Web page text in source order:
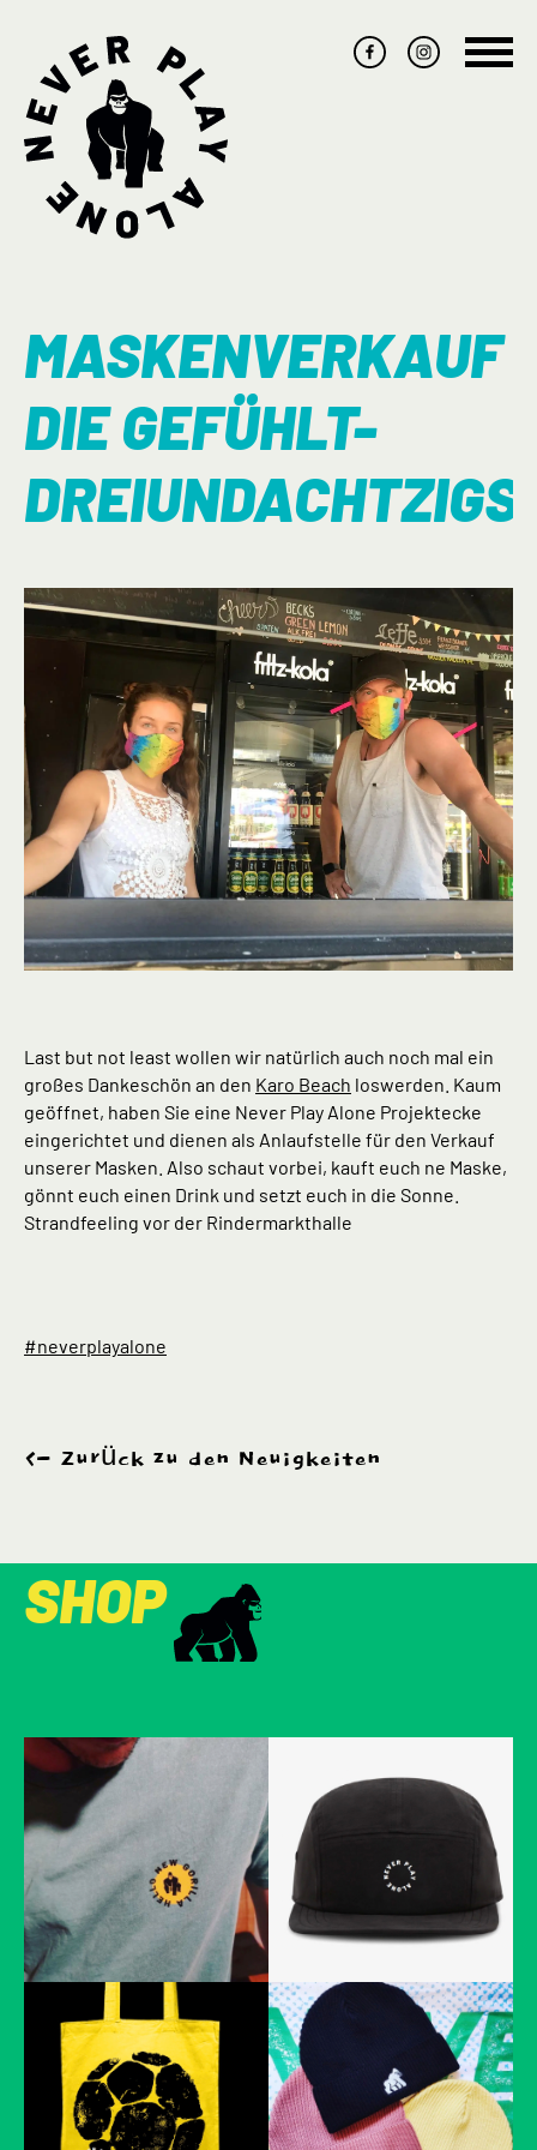
MASKENVERKAUF
DIE GEFÜHLT-
Last but not least wollen wir natürlich auch noch mal ein
großes Dankeschön an den Karo Beach loswerden. Kaum
geöffnet, haben Sie eine Never Play Alone Projektecke
eingerichtet und dienen als Anlaufstelle für den Verkauf
unserer Masken. Also schaut vorbei, kauft euch ne Maske,
gönnt euch einen Drink und setzt euch in die Sonne.
Strandfeeling vor der Rindermarkthalle
#neverplayalone
Zurück zu den Neuigkeiten
SHOP